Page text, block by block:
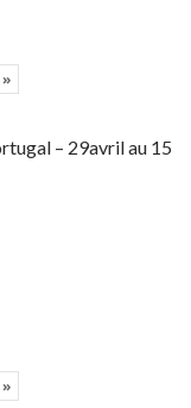
»
– 29avril au 15
»